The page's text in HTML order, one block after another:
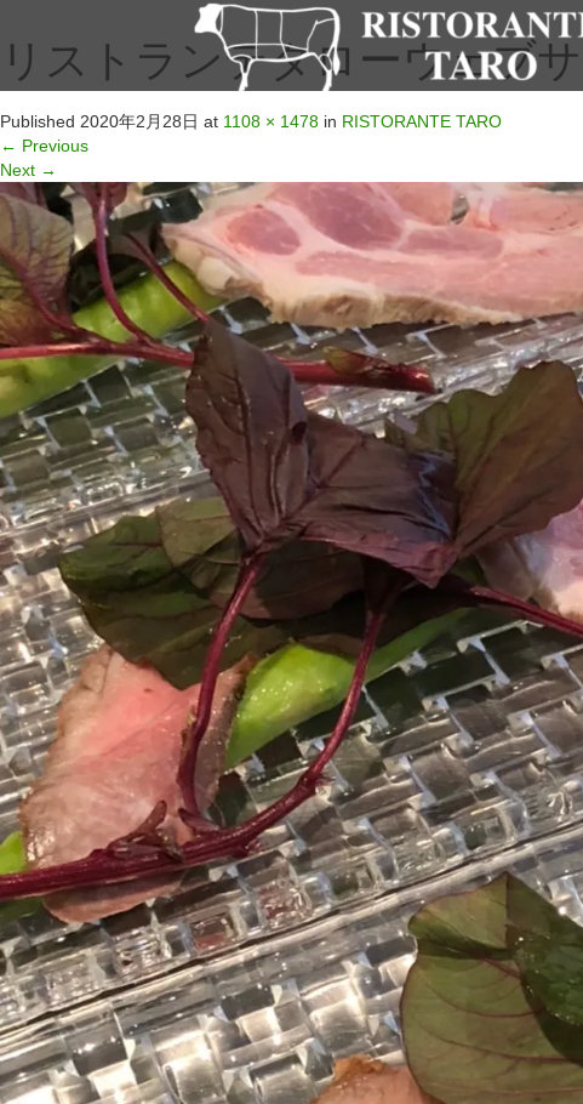
リストランテタローウェブ
Published 2020年2月28日 at 1108 × 1478 in RISTORANTE TARO
← Previous
Next →